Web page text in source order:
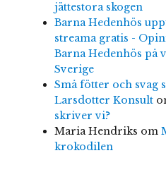
jättestora skogen
Barna Hedenhös
streama gratis -
Barna Hedenhös på
Sverige
Små fötter och svag
Larsdotter Konsult
skriver vi?
Maria Hendriks om
krokodilen